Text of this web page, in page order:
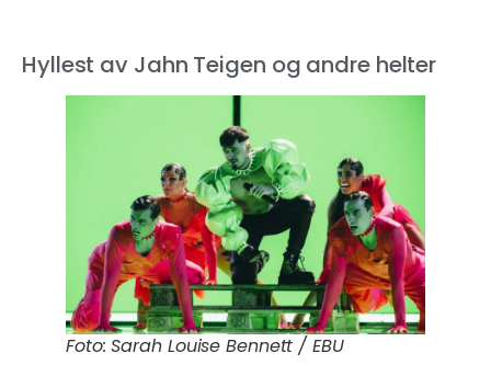
Hyllest av Jahn Teigen og andre helter
Foto: Sarah Louise Bennett / EBU